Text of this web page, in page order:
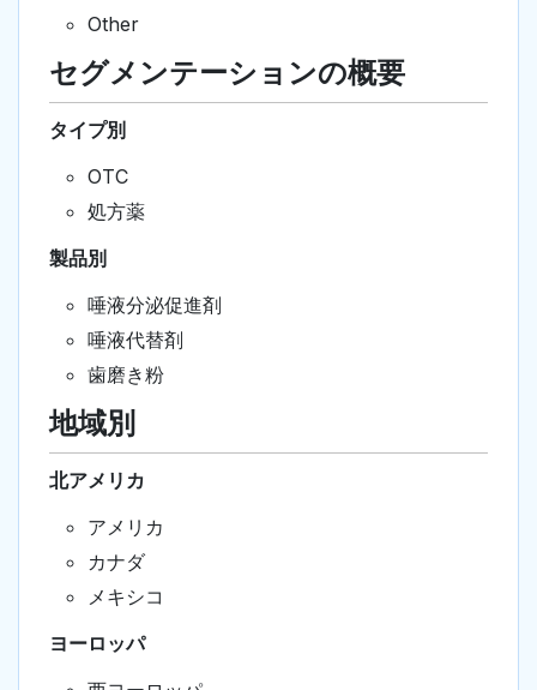
Other
セグメンテーションの概要
タイプ別
OTC
処方薬
製品別
唾液分泌促進剤
唾液代替剤
歯磨き粉
地域別
北アメリカ
アメリカ
カナダ
メキシコ
ヨーロッパ